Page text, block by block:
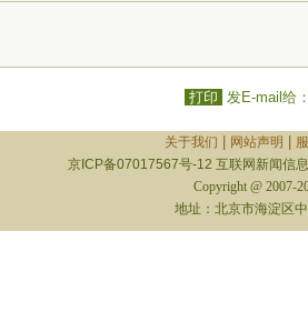
打印 发E-mail给
关于我们 网站声明
京ICP备07017567号-12 互联网新闻信
Copyright @ 2007-
地址：北京市海淀区